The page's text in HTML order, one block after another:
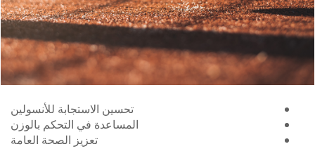
تحسين الاستجابة للأنسولين
المساعدة في التحكم بالوزن
تعزيز الصحة العامة